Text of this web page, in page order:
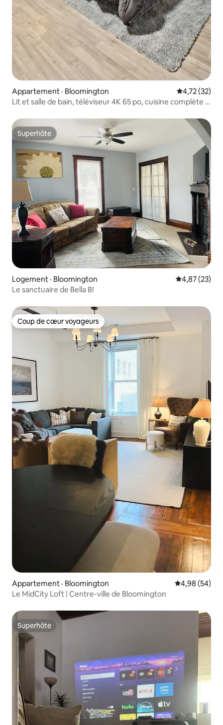
Appartement · Bloomington Note
4,72 (32)
Lit et salle de bain, téléviseur 4K 65 po, cuisine complète (1
Superhôte
Superhôte
Logement · Bloomington Note
4,87 (23)
Le sanctuaire de Bella B!
Coup de cœur voyageurs
Coup de cœur voyageurs
Appartement · Bloomington Note
4,98 (54)
Le MidCity Loft | Centre-ville de Bloomington
Superhôte
Superhôte